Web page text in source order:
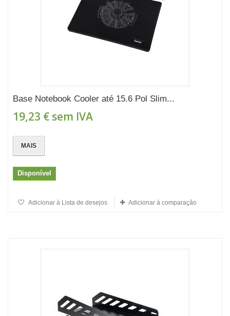
Base Notebook Cooler até 15.6 Pol Slim...
19,23 € sem IVA
MAIS
Disponível
Adicionar à Lista de desejos Adicionar à comparação